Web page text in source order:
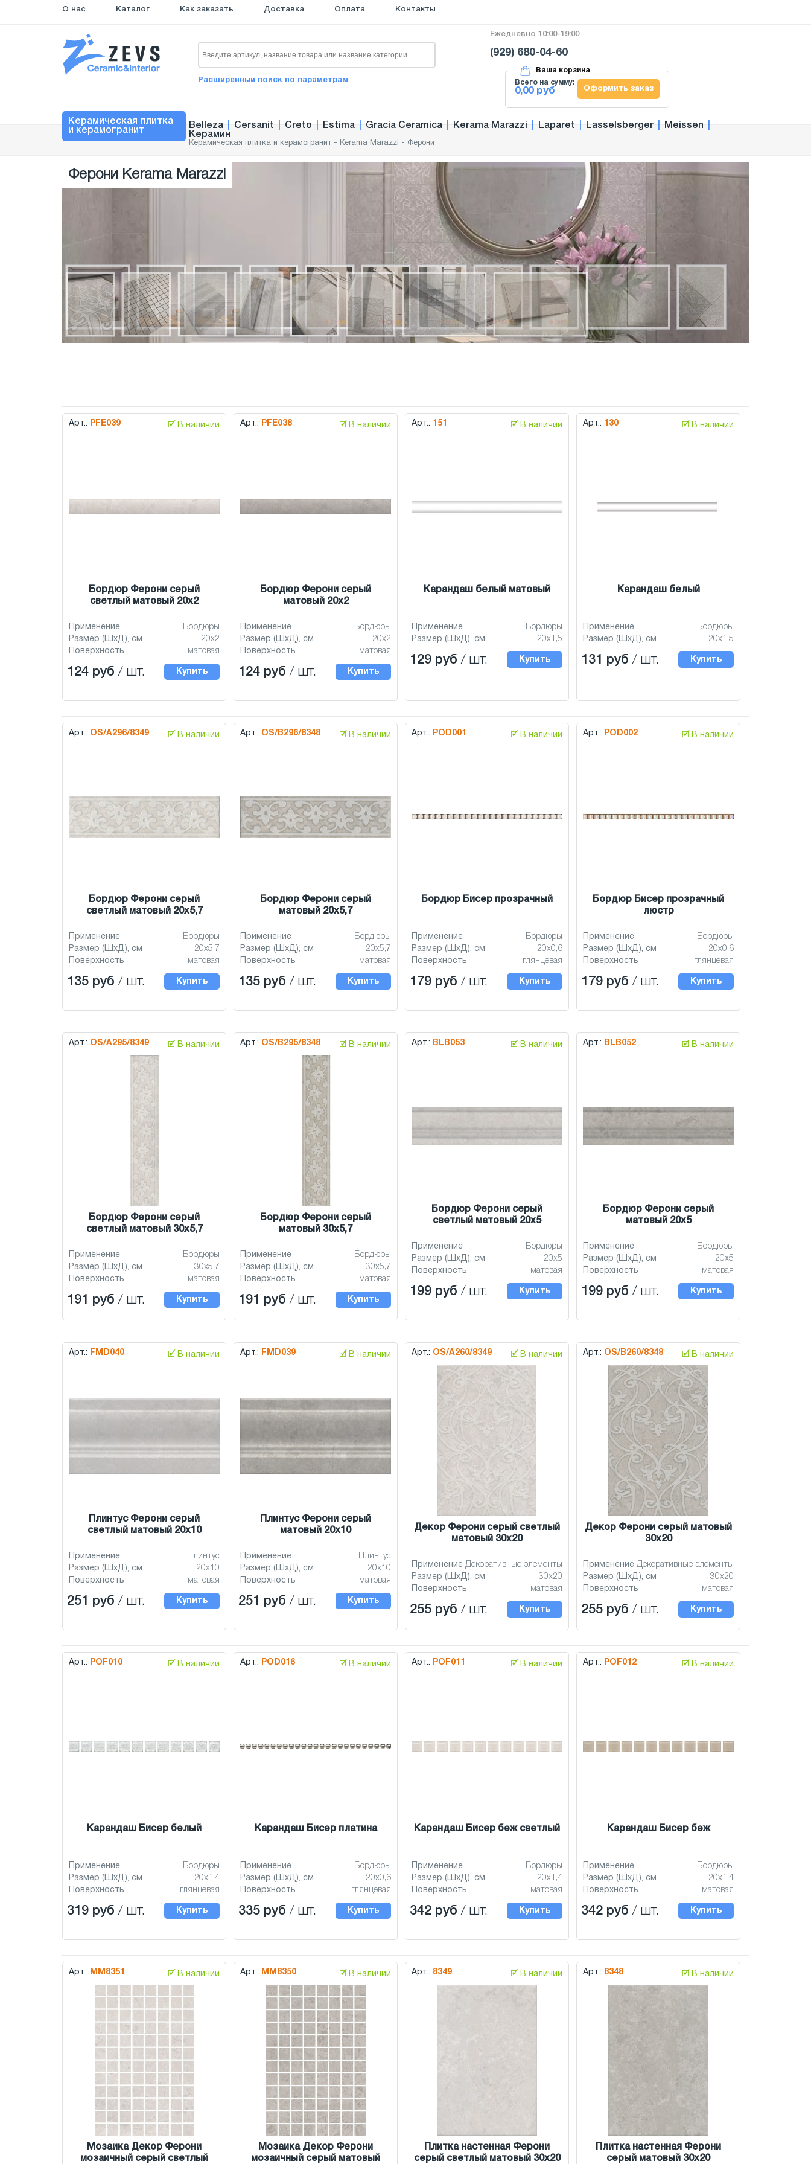
О нас Каталог Как заказать Доставка Оплата Контакты
Расширенный поиск по параметрам
Ежедневно 10:00-19:00
(929) 680-04-60
Ваша корзина
Оформить заказ
Всего на сумму:
0,00 руб
Керамическая плитка
и керамогранит
Belleza Cersanit Creto Estima Gracia Ceramica Kerama Marazzi Laparet Lasselsberger Meissen
Керамин
Керамическая плитка и керамогранит - Kerama Marazzi - Ферони
Ферони Kerama Marazzi
Арт.: PFE039 🗹 В наличии
Бордюр Ферони серый
светлый матовый 20x2
Применение
Бордюры
Размер (ШхД), см
20x2
Поверхность
матовая
124 руб / шт. Купить
Арт.: PFE038 🗹 В наличии
Бордюр Ферони серый
матовый 20x2
Применение
Бордюры
Размер (ШхД), см
20x2
Поверхность
матовая
124 руб / шт. Купить
Арт.: 151 🗹 В наличии
Карандаш белый матовый
Применение
Бордюры
Размер (ШхД), см
20x1,5
129 руб / шт. Купить
Арт.: 130 🗹 В наличии
Карандаш белый
Применение
Бордюры
Размер (ШхД), см
20x1,5
131 руб / шт. Купить
Арт.: OS/A296/8349 🗹 В наличии
Бордюр Ферони серый
светлый матовый 20x5,7
Применение
Бордюры
Размер (ШхД), см
20x5,7
Поверхность
матовая
135 руб / шт. Купить
Арт.: OS/B296/8348 🗹 В наличии
Бордюр Ферони серый
матовый 20x5,7
Применение
Бордюры
Размер (ШхД), см
20x5,7
Поверхность
матовая
135 руб / шт. Купить
Арт.: POD001 🗹 В наличии
Бордюр Бисер прозрачный
Применение
Бордюры
Размер (ШхД), см
20x0,6
Поверхность
глянцевая
179 руб / шт. Купить
Арт.: POD002 🗹 В наличии
Бордюр Бисер прозрачный
люстр
Применение
Бордюры
Размер (ШхД), см
20x0,6
Поверхность
глянцевая
179 руб / шт. Купить
Арт.: OS/A295/8349 🗹 В наличии
Бордюр Ферони серый
светлый матовый 30x5,7
Применение
Бордюры
Размер (ШхД), см
30x5,7
Поверхность
матовая
191 руб / шт. Купить
Арт.: OS/B295/8348 🗹 В наличии
Бордюр Ферони серый
матовый 30x5,7
Применение
Бордюры
Размер (ШхД), см
30x5,7
Поверхность
матовая
191 руб / шт. Купить
Арт.: BLB053 🗹 В наличии
Бордюр Ферони серый
светлый матовый 20x5
Применение
Бордюры
Размер (ШхД), см
20х5
Поверхность
матовая
199 руб / шт. Купить
Арт.: BLB052 🗹 В наличии
Бордюр Ферони серый
матовый 20х5
Применение
Бордюры
Размер (ШхД), см
20х5
Поверхность
матовая
199 руб / шт. Купить
Арт.: FMD040 🗹 В наличии
Плинтус Ферони серый
светлый матовый 20x10
Применение
Плинтус
Размер (ШхД), см
20x10
Поверхность
матовая
251 руб / шт. Купить
Арт.: FMD039 🗹 В наличии
Плинтус Ферони серый
матовый 20x10
Применение
Плинтус
Размер (ШхД), см
20x10
Поверхность
матовая
251 руб / шт. Купить
Арт.: OS/A260/8349 🗹 В наличии
Декор Ферони серый светлый
матовый 30x20
Применение Декоративные элементы
Размер (ШхД), см
30x20
Поверхность
матовая
255 руб / шт. Купить
Арт.: OS/B260/8348 🗹 В наличии
Декор Ферони серый матовый
30x20
Применение Декоративные элементы
Размер (ШхД), см
30x20
Поверхность
матовая
255 руб / шт. Купить
Арт.: POF010 🗹 В наличии
Карандаш Бисер белый
Применение
Бордюры
Размер (ШхД), см
20x1,4
Поверхность
глянцевая
319 руб / шт. Купить
Арт.: POD016 🗹 В наличии
Карандаш Бисер платина
Применение
Бордюры
Размер (ШхД), см
20x0,6
Поверхность
глянцевая
335 руб / шт. Купить
Арт.: POF011 🗹 В наличии
Карандаш Бисер беж светлый
Применение
Бордюры
Размер (ШхД), см
20x1,4
Поверхность
матовая
342 руб / шт. Купить
Арт.: POF012 🗹 В наличии
Карандаш Бисер беж
Применение
Бордюры
Размер (ШхД), см
20x1,4
Поверхность
матовая
342 руб / шт. Купить
Арт.: MM8351 🗹 В наличии
Мозаика Декор Ферони
мозаичный серый светлый
Арт.: MM8350 🗹 В наличии
Мозаика Декор Ферони
мозаичный серый матовый
Арт.: 8349 🗹 В наличии
Плитка настенная Ферони
серый светлый матовый 30x20
Арт.: 8348 🗹 В наличии
Плитка настенная Ферони
серый матовый 30x20